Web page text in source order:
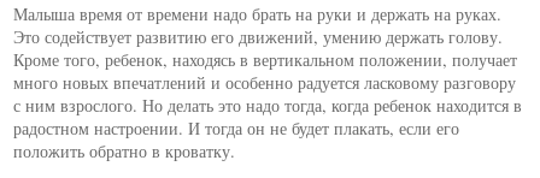
Малыша время от времени надо брать на руки и держать на руках.
Это содействует развитию его движений, умению держать голову.
Кроме того, ребенок, находясь в вертикальном положении, получает
много новых впечатлений и особенно радуется ласковому разговору
с ним взрослого. Но делать это надо тогда, когда ребенок находится в
радостном настроении. И тогда он не будет плакать, если его
положить обратно в кроватку.